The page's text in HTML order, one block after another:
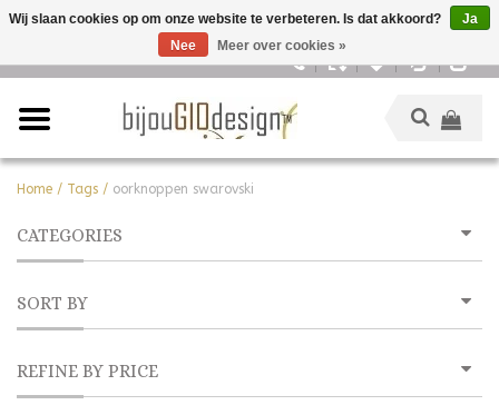
Home / Tags / oorknoppen swarovski
CATEGORIES
SORT BY
REFINE BY PRICE
Wij slaan cookies op om onze website te verbeteren. Is dat akkoord?
Ja
Nee
Meer over cookies »